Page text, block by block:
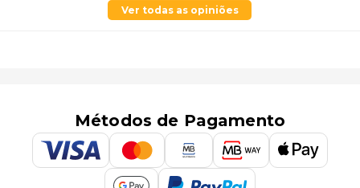
Ver todas as opiniões
Métodos de Pagamento